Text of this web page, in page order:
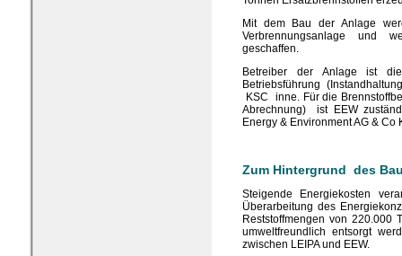
Mit dem Bau der Anlage
Verbrennungsanlage und
geschaffen.
Betreiber der Anlage ist
Betriebsführung
KSC inne. Für die
Abrechnung) ist EEW
Energy & Environment AG & Co
Zum Hintergrund des
Steigende Energiekosten
Überarbeitung des
Reststoffmengen von 220.000
umweltfreundlich entsorgt
zwischen LEIPA und EEW.